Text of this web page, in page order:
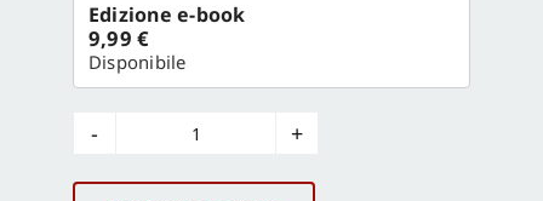
Edizione e-book
9,99 €
Disponibile
Giuseppe
Vedovato